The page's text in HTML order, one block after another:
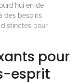
en de
des besoins
pour
pour
esprit